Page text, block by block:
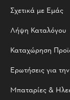
Σχετικά με Εμάς
Λήψη Καταλόγου
Καταχώρηση
Ερωτήσεις για
Μπαταρίες &